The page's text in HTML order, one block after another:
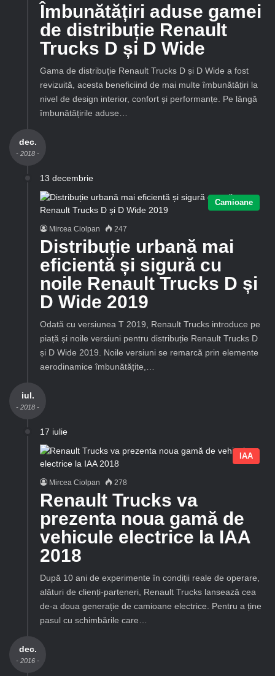
Îmbunătățiri aduse gamei
de distribuție Renault
Trucks D și D Wide
Gama de distribuție Renault Trucks D și D Wide a fost
revizuită, acesta beneficiind de mai multe îmbunătățiri la
nivel de design interior, confort și performanțe. Pe lângă
îmbunătățirile aduse…
dec.
- 2018 -
13 decembrie
Camioane
Mircea Ciolpan 247
Distribuție urbană mai
eficientă și sigură cu
noile Renault Trucks D și
D Wide 2019
Odată cu versiunea T 2019, Renault Trucks introduce pe
piață și noile versiuni pentru distribuție Renault Trucks D
și D Wide 2019. Noile versiuni se remarcă prin elemente
aerodinamice îmbunătățite,…
iul.
- 2018 -
17 iulie
IAA
Mircea Ciolpan 278
Renault Trucks va
prezenta noua gamă de
vehicule electrice la IAA
2018
După 10 ani de experimente în condiții reale de operare,
alături de clienți-parteneri, Renault Trucks lansează cea
de-a doua generație de camioane electrice. Pentru a ține
pasul cu schimbările care…
dec.
- 2016 -